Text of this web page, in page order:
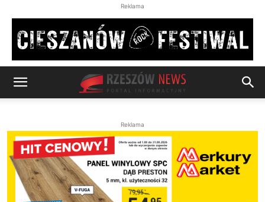
Reklama
Reklama